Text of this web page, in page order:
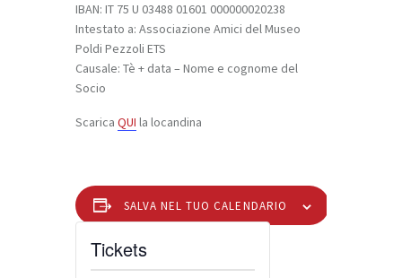
IBAN: IT 75 U 03488 01601 000000020238
Intestato a: Associazione Amici del Museo
Poldi Pezzoli ETS
Causale: Tè + data – Nome e cognome del
Socio
Scarica QUI la locandina
SALVA NEL TUO CALENDARIO
Tickets